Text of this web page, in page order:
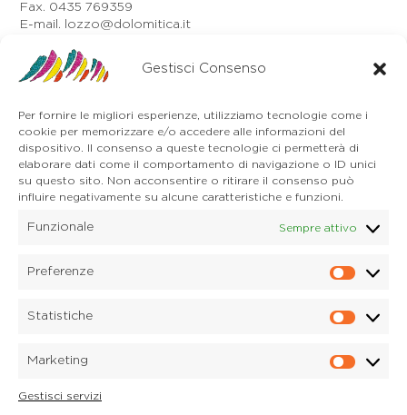
Gestisci Consenso
Per fornire le migliori esperienze, utilizziamo tecnologie come i
cookie per memorizzare e/o accedere alle informazioni del
dispositivo. Il consenso a queste tecnologie ci permetterà di
elaborare dati come il comportamento di navigazione o ID unici
su questo sito. Non acconsentire o ritirare il consenso può
influire negativamente su alcune caratteristiche e funzioni.
Funzionale Sempre attivo
Preferenze
Statistiche
Marketing
Gestisci servizi
Fax. 0435 769359
E-mail. lozzo@dolomitica.it
Auronzo di Cadore
Via Unione, 21/B
32041 Auronzo di Cadore (BL)
E-mail. auronzo@dolomitica.it
Cortina d'Ampezzo
32043 Cortina d'Ampezzo (BL)
Tel. 0436 4127
E-mail. pieve@dolomitica.it
S. Stefano di Cadore
32045 S. Stefano di Cadore - Comelico (BL)
32040 Candide di Comelico Superiore (BL)
E-mail. candide@dolomitica.it